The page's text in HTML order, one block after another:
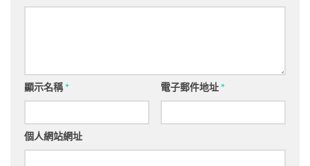
顯示名稱* 電子郵件地址*
個人網站網址